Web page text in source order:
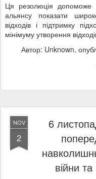
Ця резолюція допоможе
альянсу показати
відходів і підтримку
мінімуму утворення
Автор: Unknown,
NOV
2
6
війни та